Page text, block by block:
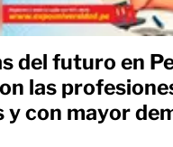
del futuro en
las
y con mayor